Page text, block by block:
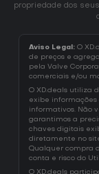
propriedade dos
Aviso Legal: O
de preços e
pela Valve
comerciais e/ou
O XD.deals utiliza
exibe informações
informativos. Não
garantimos a
chaves digitais
diretamente no
Qualquer compra
conta e risco do
O XD.deals